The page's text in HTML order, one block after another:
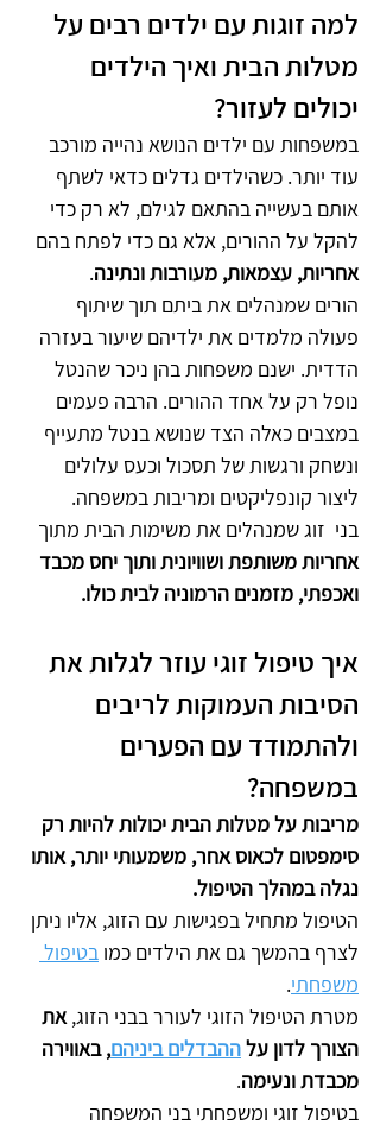
למה זוגות עם ילדים רבים על
מטלות הבית ואיך הילדים
יכולים לעזור?
במשפחות עם ילדים הנושא נהייה מורכב
עוד יותר. כשהילדים גדלים כדאי לשתף
אותם בעשייה בהתאם לגילם, לא רק כדי
להקל על ההורים, אלא גם כדי לפתח בהם
אחריות, עצמאות, מעורבות ונתינה.
הורים שמנהלים את ביתם תוך שיתוף
פעולה מלמדים את ילדיהם שיעור בעזרה
הדדית. ישנם משפחות בהן ניכר שהנטל
נופל רק על אחד ההורים. הרבה פעמים
במצבים כאלה הצד שנושא בנטל מתעייף
ונשחק ורגשות של תסכול וכעס עלולים
ליצור קונפליקטים ומריבות במשפחה.
בני  זוג שמנהלים את משימות הבית מתוך
אחריות משותפת ושוויונית ותוך יחס מכבד
ואכפתי, מזמנים הרמוניה לבית כולו.
איך טיפול זוגי עוזר לגלות את
הסיבות העמוקות לריבים
ולהתמודד עם הפערים
במשפחה?
מריבות על מטלות הבית יכולות להיות רק
סימפטום לכאוס אחר, משמעותי יותר, אותו
נגלה במהלך הטיפול.
הטיפול מתחיל בפגישות עם הזוג, אליו ניתן
לצרף בהמשך גם את הילדים כמו בטיפול
משפחתי.
מטרת הטיפול הזוגי לעורר בבני הזוג, את
הצורך לדון על ההבדלים ביניהם, באווירה
מכבדת ונעימה.
בטיפול זוגי ומשפחתי בני המשפחה